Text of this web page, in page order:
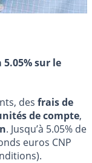
5.05% sur le
des frais de
de compte,
. Jusqu’à 5.05% de
euros CNP